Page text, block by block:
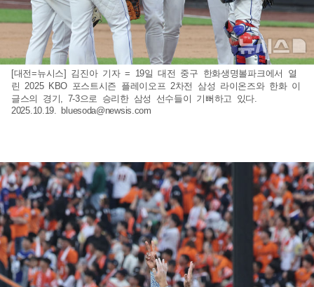
[대전=뉴시스] 김진아 기자 = 19일 대전 중구 한화생명볼파크에서 열
린 2025 KBO 포스트시즌 플레이오프 2차전 삼성 라이온즈와 한화 이
글스의 경기, 7-3으로 승리한 삼성 선수들이 기뻐하고 있다.
2025.10.19. bluesoda@newsis.com